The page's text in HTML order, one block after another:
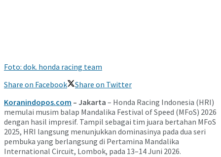
Foto: dok. honda racing team
Share on Facebook
Share on Twitter
Koranindopos.com – Jakarta – Honda Racing Indonesia (HRI)
memulai musim balap Mandalika Festival of Speed (MFoS) 2026
dengan hasil impresif. Tampil sebagai tim juara bertahan MFoS
2025, HRI langsung menunjukkan dominasinya pada dua seri
pembuka yang berlangsung di Pertamina Mandalika
International Circuit, Lombok, pada 13–14 Juni 2026.